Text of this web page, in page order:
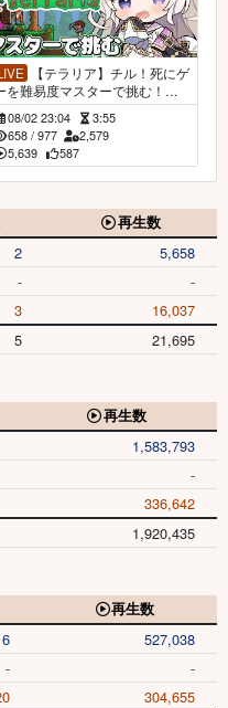
を難易度マスターで挑む！骸
のボスが倒せないよぉ…！;; #1
Terraria】【夜絆ニウ / NeoPort
(ネオポルテ) 】
08/02 23:04
3:55
658 /977
2,579
5,639
587
再生数
2 5,658
- -
3 16,037
5 21,695
再生数
1,583,793
-
336,642
1,920,435
再生数
6 527,038
- -
304,655